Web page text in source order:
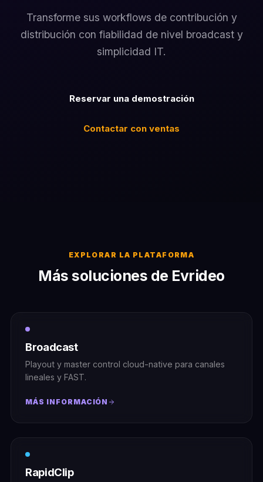
Transforme sus workflows de contribución y
distribución con fiabilidad de nivel broadcast y
simplicidad IT.
Reservar una demostración
Contactar con ventas
EXPLORAR LA PLATAFORMA
Más soluciones de Evrideo
Broadcast
Playout y master control cloud-native para canales
lineales y FAST.
MÁS INFORMACIÓN
RapidClip